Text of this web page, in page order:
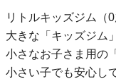
リトルキッズジム（0
大きな「キッズジム
小さなお子さま用の
小さい子でも安心し